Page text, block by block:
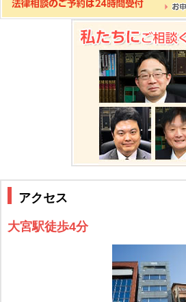
アクセス
大宮駅徒歩4分